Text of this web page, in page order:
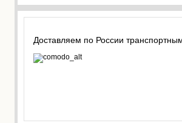
Доставляем по России